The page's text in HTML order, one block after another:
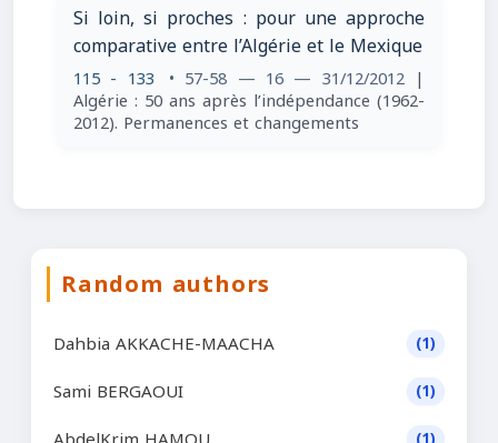
Si loin, si proches : pour une approche
comparative entre l’Algérie et le Mexique
115 - 133 • 57-58 — 16 — 31/12/2012 |
Algérie : 50 ans après l’indépendance (1962-
2012). Permanences et changements
Random authors
Dahbia AKKACHE-MAACHA (1)
Sami BERGAOUI (1)